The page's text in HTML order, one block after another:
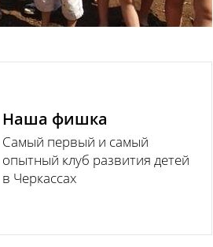
Наша фишка
Самый первый и самый
опытный клуб развития детей
в Черкассах